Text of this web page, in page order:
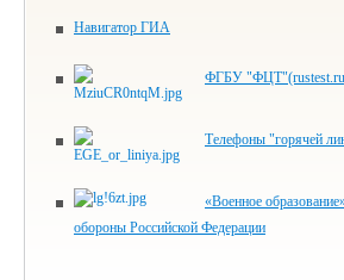
Навигатор ГИА
ФГБУ
Телефоны "горячей
«Военное
обороны Российской Федерации